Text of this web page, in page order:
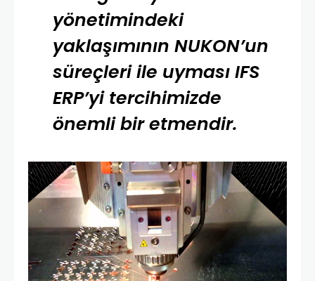
yönetimindeki
yaklaşımının NUKON’un
süreçleri ile uyması IFS
ERP’yi tercihimizde
önemli bir etmendir.